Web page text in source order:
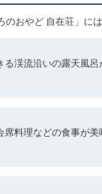
のおやど 自在荘」に
る渓流沿いの露天風呂
席料理などの食事が